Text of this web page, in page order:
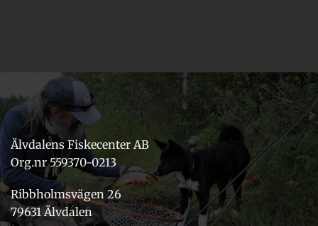
Älvdalens Fiskecenter AB
Org.nr 559370-0213
Ribbholmsvägen 26
79631 Älvdalen